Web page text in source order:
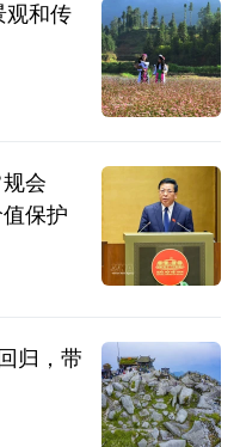
观和传
会
保护
归，带